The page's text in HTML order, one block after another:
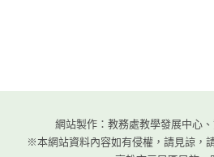
網站製作：教務處教學發展中心
※本網站資料內容如有侵權，請見諒，